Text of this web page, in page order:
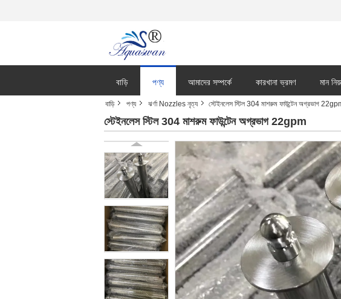
বাড়ি পণ্য আমাদের সম্পর্কে কারখানা ভ্রমণ মান
বাড়ি পণ্য ঝর্ণা Nozzles নৃত্য স্টেইনলেস স্টিল 304 মাশরুম ফাউন্টেন অগ্রভাগ
স্টেইনলেস স্টিল 304 মাশরুম ফাউন্টেন অগ্রভাগ 22gpm